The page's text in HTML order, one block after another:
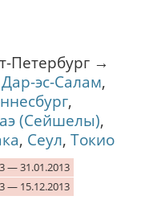
Петербург →
Дар-эс-Салам,
,
(Сейшелы),
, Сеул, Токио
— 31.01.2013
— 15.12.2013